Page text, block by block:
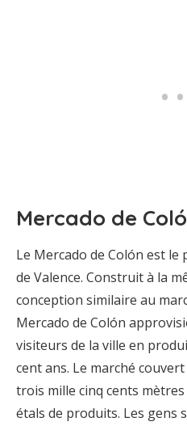
Mercado de
Le Mercado de Colón est
de Valence. Construit à la
conception similaire au
Mercado de Colón
visiteurs de la ville en
cent ans. Le marché
trois mille cinq cents
étals de produits. Les gens